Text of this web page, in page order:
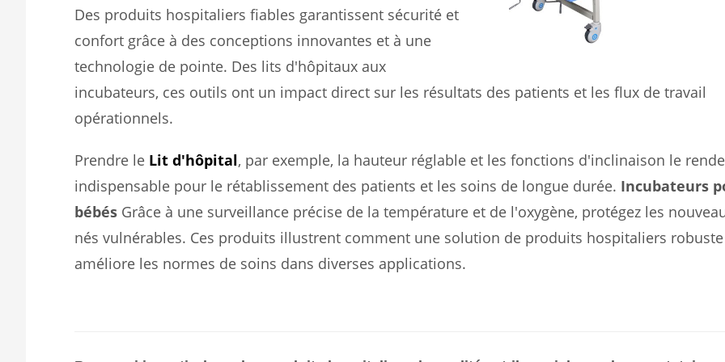
Des produits hospitaliers fiables garantissent sécurité et
confort grâce à des conceptions innovantes et à une
technologie de pointe. Des lits d'hôpitaux aux
incubateurs, ces outils ont un impact direct sur les résultats des patients et les flux de travail
opérationnels.
Prendre le Lit d'hôpital, par exemple, la hauteur réglable et les fonctions d'inclinaison le
indispensable pour le rétablissement des patients et les soins de longue durée. Incubateurs
bébés Grâce à une surveillance précise de la température et de l'oxygène, protégez les
nés vulnérables. Ces produits illustrent comment une solution de produits hospitaliers robuste
améliore les normes de soins dans diverses applications.